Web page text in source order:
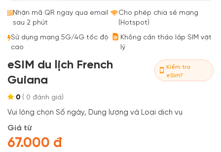
Nhận mã QR ngay qua email
sau 2 phút
Cho phép chia sẻ mạng
(Hotspot)
Sử dụng mạng 5G/4G tốc độ
cao
Không cần tháo lắp SIM vật
lý
eSIM du lịch French
Guiana
Kiểm tra
eSim?
0 ( 0 đánh giá)
Vui lòng chọn Số ngày, Dung lượng và Loại dịch vụ
Giá từ
67.000 đ